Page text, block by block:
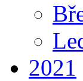
2021